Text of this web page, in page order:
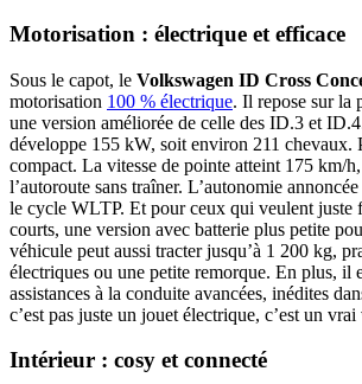
Motorisation : électrique et efficace
Sous le capot, le Volkswagen ID Cross
motorisation 100 % électrique. Il repose sur la
une version améliorée de celle des ID.3 et
développe 155 kW, soit environ 211 chevaux.
compact. La vitesse de pointe atteint 175 km/
l’autoroute sans traîner. L’autonomie
le cycle WLTP. Et pour ceux qui veulent juste
courts, une version avec batterie plus petite
véhicule peut aussi tracter jusqu’à 1 200 kg,
électriques ou une petite remorque. En plus, il
assistances à la conduite avancées, inédites
c’est pas juste un jouet électrique, c’est un
Intérieur : cosy et connecté